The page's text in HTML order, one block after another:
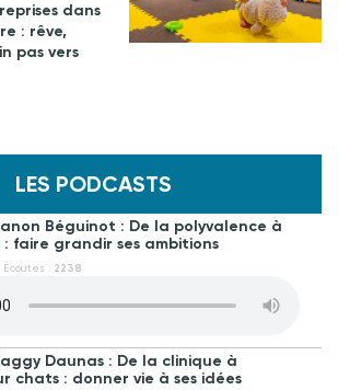
dans
: rêve,
pas vers
LES PODCASTS
Béguinot : De la polyvalence à
: faire grandir ses ambitions
Écoutes : 2238
Daunas : De la clinique à
chats : donner vie à ses idées